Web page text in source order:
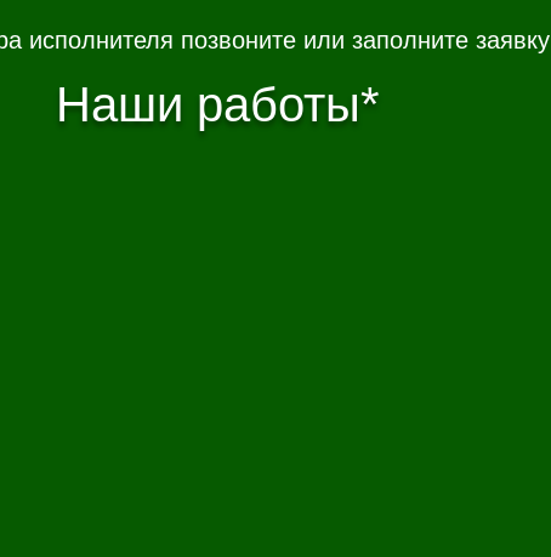
исполнителя позвоните или заполните заявку
Наши работы*